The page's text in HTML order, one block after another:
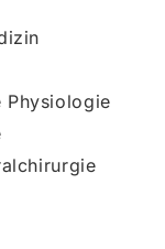
Physiologie